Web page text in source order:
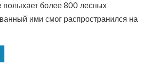
полыхает более 800 лесных
ими смог распространился на